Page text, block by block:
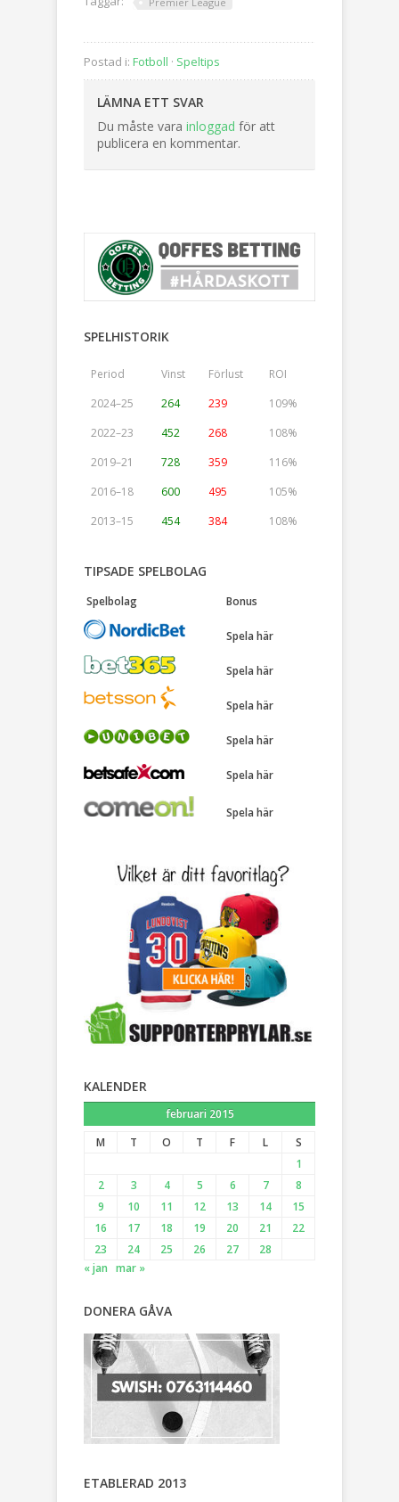
Postad i: Fotboll · Speltips
LÄMNA ETT SVAR
Du måste vara inloggad för att
publicera en kommentar.
SPELHISTORIK
Period Vinst Förlust
ROI
2024–25
264 239
109%
2022–23
452 268
108%
2019–21
728 359
116%
2016–18
600 495
105%
2013–15
454 384 108%
TIPSADE SPELBOLAG
Spelbolag Bonus
Spela här
Spela här
Spela här
Spela här
Spela här
Spela här
KALENDER
februari 2015
M
T O T F L
S
1
2
3 4 5 6 7
8
9
10 11 12 13 14
15
16
17 18 19 20 21
22
23
24 25 26 27
28
« jan mar »
DONERA GÅVA
ETABLERAD 2013